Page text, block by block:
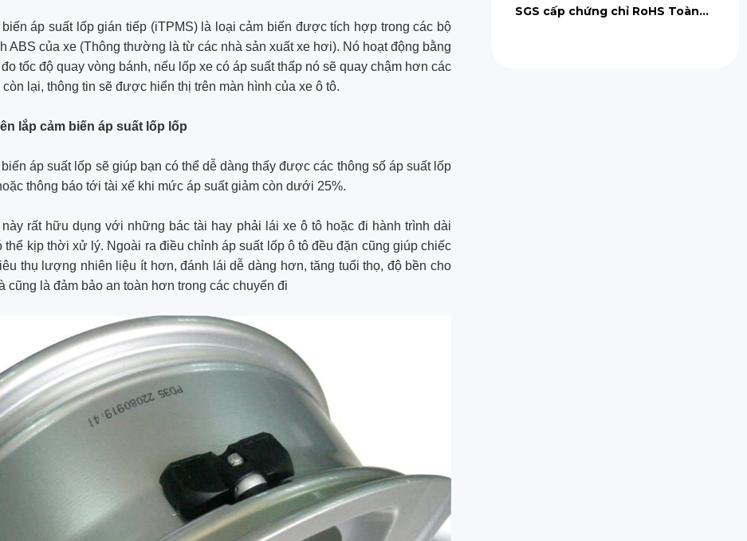
áp suất lốp gián tiếp (iTPMS) là loại cảm biến được tích hợp trong các bộ
ABS của xe (Thông thường là từ các nhà sản xuất xe hơi). Nó hoạt động bằng
tốc độ quay vòng bánh, nếu lốp xe có áp suất thấp nó sẽ quay chậm hơn các
còn lại, thông tin sẽ được hiển thị trên màn hình của xe ô tô.
lắp cảm biến áp suất lốp lốp
áp suất lốp sẽ giúp bạn có thể dễ dàng thấy được các thông số áp suất lốp
thông báo tới tài xế khi mức áp suất giảm còn dưới 25%.
rất hữu dụng với những bác tài hay phải lái xe ô tô hoặc đi hành trình dài
thể kịp thời xử lý. Ngoài ra điều chỉnh áp suất lốp ô tô đều đặn cũng giúp chiếc
thụ lượng nhiên liệu ít hơn, đánh lái dễ dàng hơn, tăng tuổi thọ, độ bền cho
cũng là đảm bảo an toàn hơn trong các chuyến đi
SGS cấp chứng chỉ RoHS Toàn